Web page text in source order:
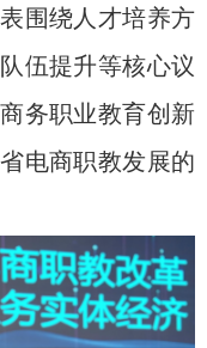
围绕人才培养方
伍提升等核心议
务职业教育创新
电商职教发展的